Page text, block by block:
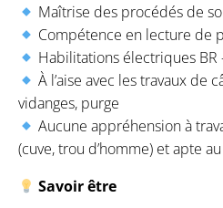
Maîtrise des procédés de
Compétence en lecture de
Habilitations électriques BR
À l’aise avec les travaux de
vidanges, purge
Aucune appréhension à
(cuve, trou d’homme) et apte
Savoir être